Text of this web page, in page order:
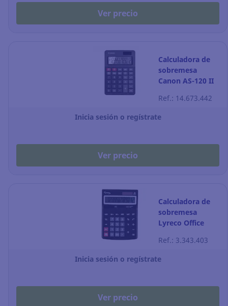
Ver precio
Calculadora de
sobremesa
Canon AS-120 II
negro
Ref.: 14.673.442
Inicia sesión o regístrate
Ver precio
Calculadora de
sobremesa
Lyreco Office
dígitos - negro
Ref.: 3.343.403
Inicia sesión o regístrate
Ver precio